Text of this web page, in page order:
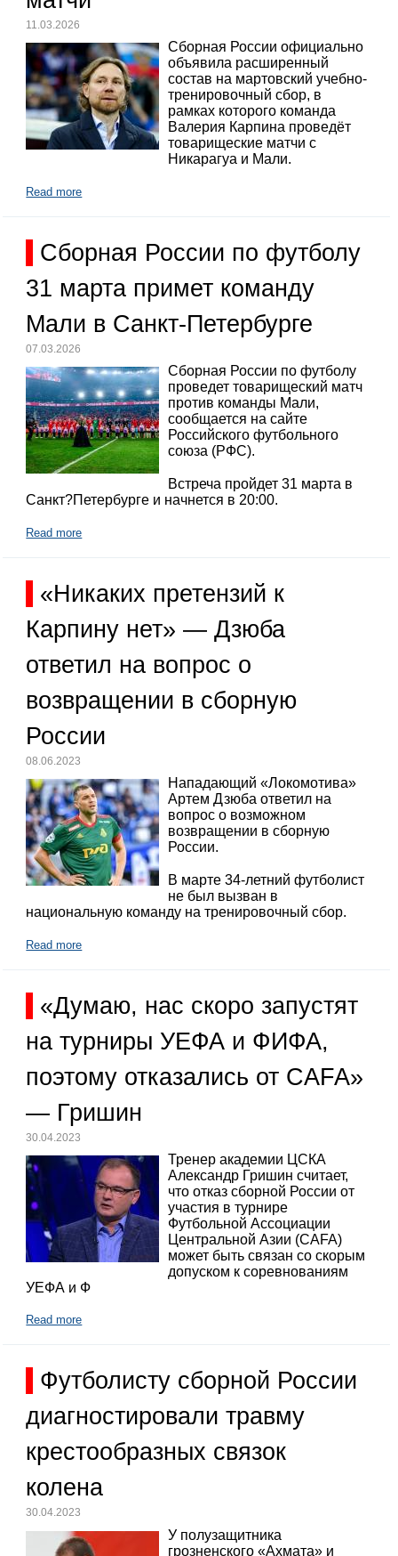
11.03.2026
Сборная России официально
объявила расширенный
состав на мартовский учебно-
тренировочный сбор, в
рамках которого команда
Валерия Карпина проведёт
товарищеские матчи с
Никарагуа и Мали.
Read more
Сборная России по футболу
31 марта примет команду
Мали в Санкт-Петербурге
07.03.2026
Сборная России по футболу
проведет товарищеский матч
против команды Мали,
сообщается на сайте
Российского футбольного
союза (РФС).
Встреча пройдет 31 марта в
Санкт?Петербурге и начнется в 20:00.
Read more
«Никаких претензий к
Карпину нет» — Дзюба
ответил на вопрос о
возвращении в сборную
России
08.06.2023
Нападающий «Локомотива»
Артем Дзюба ответил на
вопрос о возможном
возвращении в сборную
России.
В марте 34-летний футболист
не был вызван в
национальную команду на тренировочный сбор.
Read more
«Думаю, нас скоро запустят
на турниры УЕФА и ФИФА,
поэтому отказались от CAFA»
— Гришин
30.04.2023
Тренер академии ЦСКА
Александр Гришин считает,
что отказ сборной России от
участия в турнире
Футбольной Ассоциации
Центральной Азии (CAFA)
может быть связан со скорым
допуском к соревнованиям
УЕФА и Ф
Read more
Футболисту сборной России
диагностировали травму
крестообразных связок
колена
30.04.2023
У полузащитника
грозненского «Ахмата» и